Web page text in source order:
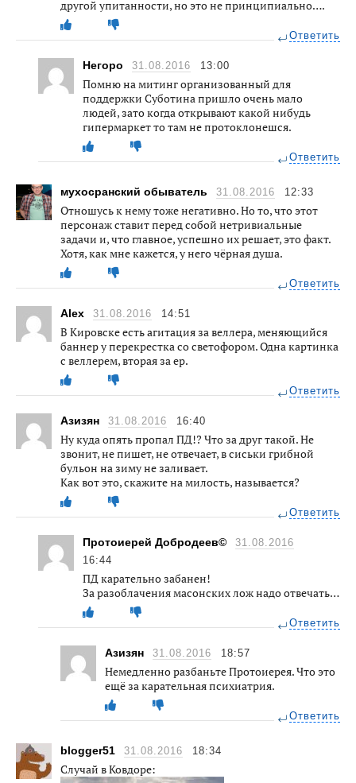
другой упитанности, но это не принципиально….
Ответить
Негоро 31.08.2016 13:00
Помню на митинг организованный для
поддержки Суботина пришло очень мало
людей, зато когда открывают какой нибудь
гипермаркет то там не протоклонешся.
Ответить
мухосранский обыватель 31.08.2016 12:33
Отношусь к нему тоже негативно. Но то, что этот
персонаж ставит перед собой нетривиальные
задачи и, что главное, успешно их решает, это факт.
Хотя, как мне кажется, у него чёрная душа.
Ответить
Alex 31.08.2016 14:51
В Кировске есть агитация за веллера, меняющийся
баннер у перекрестка со светофором. Одна картинка
с веллерем, вторая за ер.
Ответить
Азизян 31.08.2016 16:40
Ну куда опять пропал ПД!? Что за друг такой. Не
звонит, не пишет, не отвечает, в сиськи грибной
бульон на зиму не заливает.
Как вот это, скажите на милость, называется?
Ответить
Протоиерей Добродеев©
31.08.2016
16:44
ПД карательно забанен!
За разоблачения масонских лож надо отвечать…
Ответить
Азизян 31.08.2016 18:57
Немедленно разбаньте Протоиерея. Что это
ещё за карательная психиатрия.
Ответить
blogger51 31.08.2016 18:34
Случай в Ковдоре: